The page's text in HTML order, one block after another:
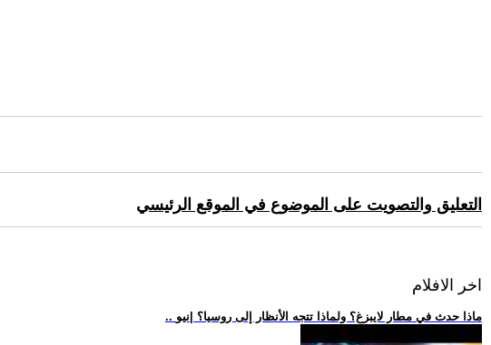
التعليق والتصويت على الموضوع في الموقع الرئيسي
اخر الافلام
.. ماذا حدث في مطار لايبزغ؟ ولماذا تتجه الأنظار إلى روسيا؟ |نيو